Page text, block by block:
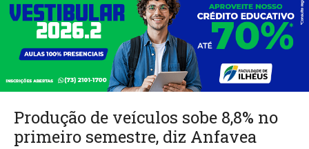
Produção de veículos sobe 8,8% no
primeiro semestre, diz Anfavea